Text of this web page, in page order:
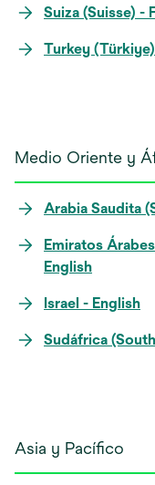
Suiza (Suisse) -
Turkey
Medio Oriente y
Arabia Saudita
Emiratos
English
Israel -‎ English
Sudáfrica
Asia y Pacífico